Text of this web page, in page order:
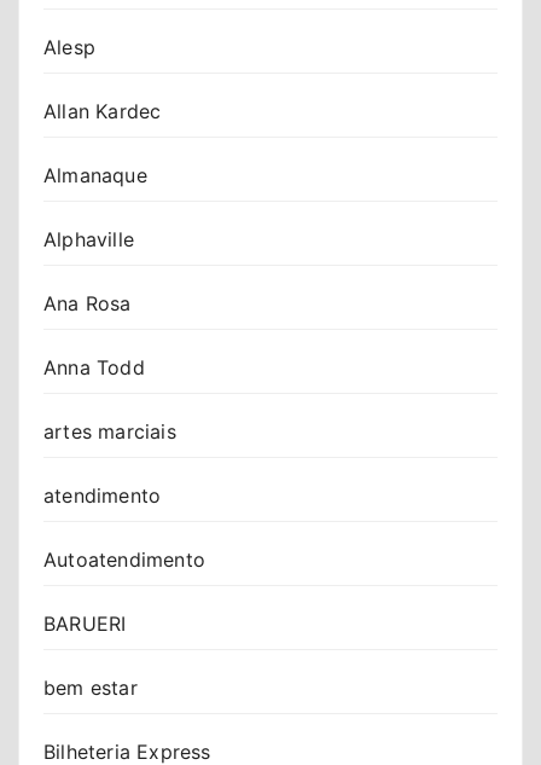
Alesp
Allan Kardec
Almanaque
Alphaville
Ana Rosa
Anna Todd
artes marciais
atendimento
Autoatendimento
BARUERI
bem estar
Bilheteria Express